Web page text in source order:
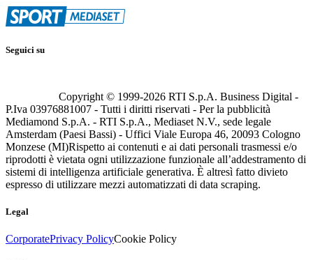
Seguici su
Copyright © 1999-2026 RTI S.p.A. Business Digital -
P.Iva 03976881007 - Tutti i diritti riservati - Per la pubblicità
Mediamond S.p.A. - RTI S.p.A., Mediaset N.V., sede legale
Amsterdam (Paesi Bassi) - Uffici Viale Europa 46, 20093 Cologno
Monzese (MI)Rispetto ai contenuti e ai dati personali trasmessi e/o
riprodotti è vietata ogni utilizzazione funzionale all’addestramento di
sistemi di intelligenza artificiale generativa. È altresì fatto divieto
espresso di utilizzare mezzi automatizzati di data scraping.
Legal
CorporatePrivacy PolicyCookie Policy